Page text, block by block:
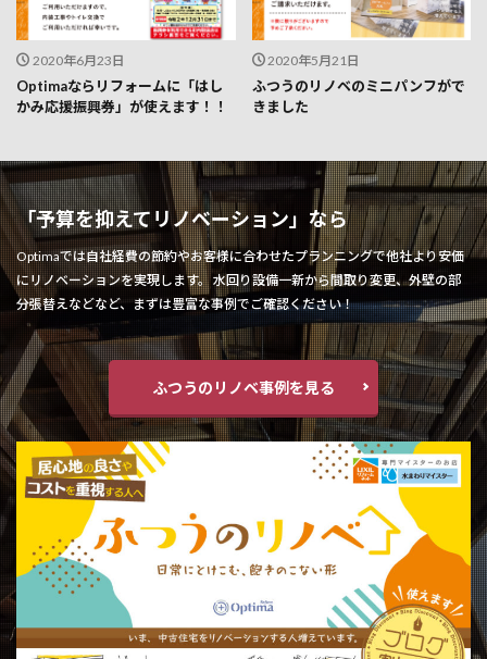
2020年6月23日
Optimaならリフォームに「はし
かみ応援振興券」が使えます！！
2020年5月21日
ふつうのリノベのミニパンフがで
きました
「予算を抑えてリノベーション」なら
Optimaでは自社経費の節約やお客様に合わせたプランニングで他社より安価
にリノベーションを実現します。 水回り設備一新から間取り変更、外壁の部
分張替えなどなど、まずは豊富な事例でご確認ください！
ふつうのリノベ事例を見る